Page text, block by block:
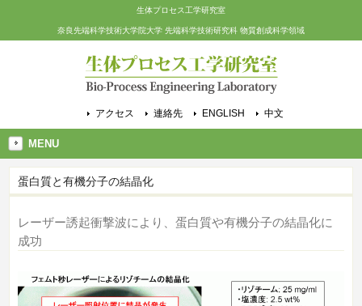
生体プロセス工学研究室
奈良先端科学技術大学院大学 先端科学技術研究科 物質創成科学領域
アクセス 連絡先 ENGLISH 中文
MENU
蛋白質と有機分子の結晶化
レーザー誘起衝撃波により、蛋白質や有機分子の結晶化に
成功